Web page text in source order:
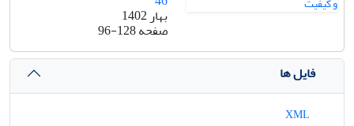
بهار 1402
صفحه96-128
فایل ها